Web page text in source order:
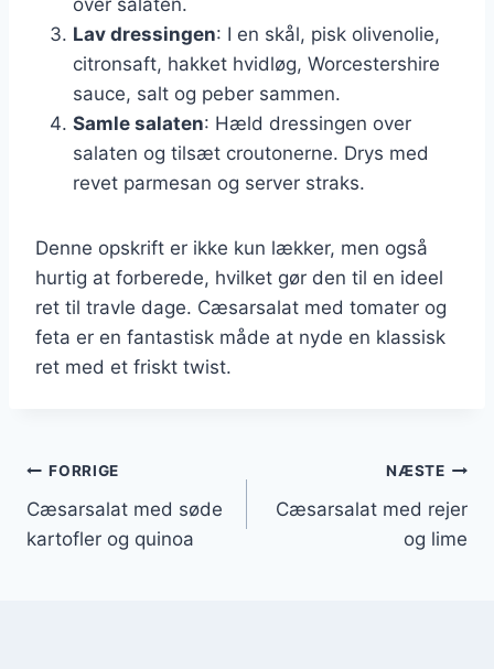
Lav dressingen: I en skål, pisk olivenolie,
citronsaft, hakket hvidløg, Worcestershire
sauce, salt og peber sammen.
Samle salaten: Hæld dressingen over
salaten og tilsæt croutonerne. Drys med
revet parmesan og server straks.
Denne opskrift er ikke kun lækker, men også
hurtig at forberede, hvilket gør den til en ideel
ret til travle dage. Cæsarsalat med tomater og
feta er en fantastisk måde at nyde en klassisk
ret med et friskt twist.
Indlægsnavigation
FORRIGE
Cæsarsalat med søde
kartofler og quinoa
NÆSTE
Cæsarsalat med rejer
og lime